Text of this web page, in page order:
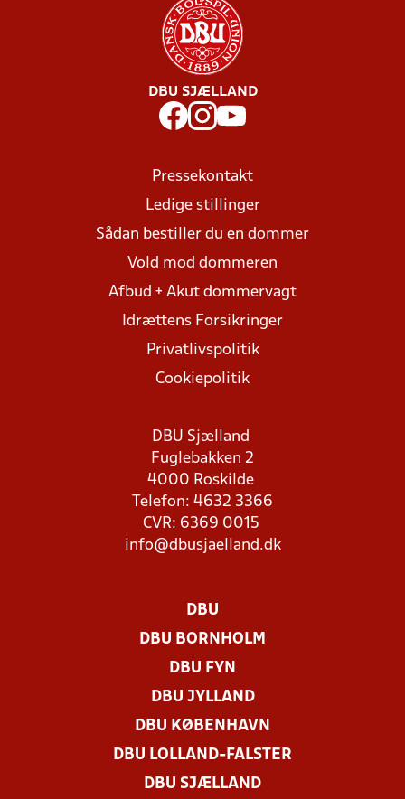
DBU SJÆLLAND
Pressekontakt
Ledige stillinger
Sådan bestiller du en dommer
Vold mod dommeren
Afbud + Akut dommervagt
Idrættens Forsikringer
Privatlivspolitik
Cookiepolitik
DBU Sjælland
Fuglebakken 2
4000 Roskilde
Telefon: 4632 3366
CVR: 6369 0015
info@dbusjaelland.dk
DBU
DBU BORNHOLM
DBU FYN
DBU JYLLAND
DBU KØBENHAVN
DBU LOLLAND-FALSTER
DBU SJÆLLAND